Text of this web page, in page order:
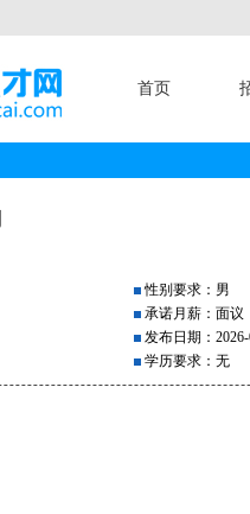
首页
性别要求：男
承诺月薪：面议
发布日期：
学历要求：无